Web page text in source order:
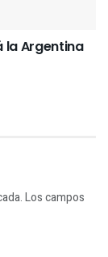
la Argentina
Los campos